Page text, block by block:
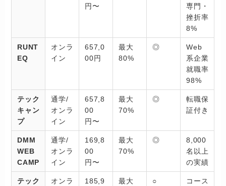
円〜
専門・
挫折率
8%
RUNT
EQ
オンラ
イン
657,0
00円
最大
80%
◎
Web
系企業
就職率
98%
テック
キャン
プ
通学/
オンラ
イン
657,8
00
円〜
最大
70%
◎
転職保
証付き
DMM
WEB
CAMP
通学/
オンラ
イン
169,8
00
円〜
最大
70%
◎
8,000
名以上
の実績
テック
オンラ
185,9
最大
○
コース